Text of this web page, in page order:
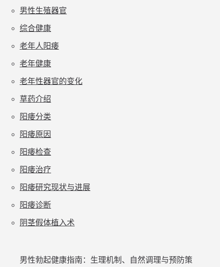
男性生殖器官
综合健康
老年人阳痿
老年健康
老年性器官的变化
草药介绍
阳痿分类
阳痿原因
阳痿检查
阳痿治疗
阳痿研究现状与进展
阳痿诊断
阴茎假体植入术
男性勃起健康指南：生理机制、自然调理与预防策